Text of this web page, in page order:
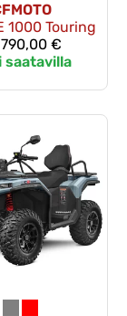
1000 Touring
790,00 €
saatavilla